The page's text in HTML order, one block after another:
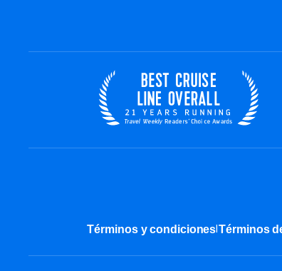
Términos y condiciones|Términos